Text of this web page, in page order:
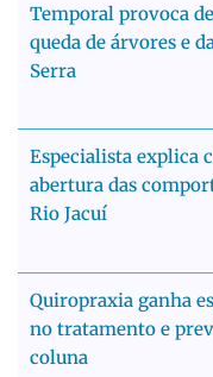
Temporal provoca
queda de árvores e
Serra
Especialista explica
abertura das
Rio Jacuí
Quiropraxia ganha
no tratamento e
coluna